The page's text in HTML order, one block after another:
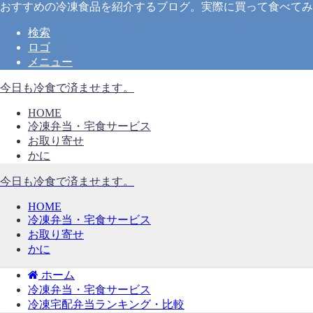
おすすめの冷凍食品を紹介するブログ。実際に買って食べて
検索
ロゴ
メニュー
今日も冷食で済ませます。
HOME
冷凍弁当・宅食サービス
お取り寄せ
かに
今日も冷食で済ませます。
HOME
冷凍弁当・宅食サービス
お取り寄せ
かに
ホーム
冷凍弁当・宅食サービス
冷凍宅配弁当ランキング・比較